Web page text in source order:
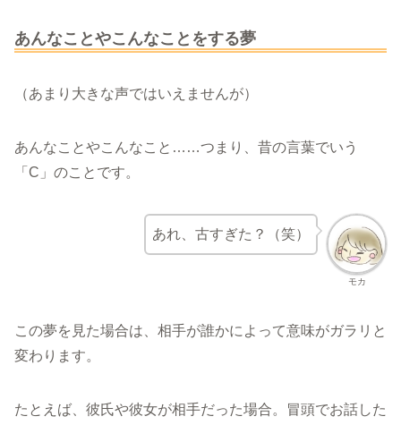
あんなことやこんなことをする夢
（あまり大きな声ではいえませんが）
あんなことやこんなこと……つまり、昔の言葉でいう
「C」のことです。
モカ
あれ、古すぎた？（笑）
この夢を見た場合は、相手が誰かによって意味がガラリと
変わります。
たとえば、彼氏や彼女が相手だった場合。冒頭でお話した